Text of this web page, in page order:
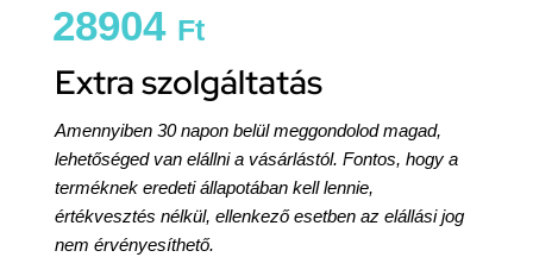
28904 Ft
Extra szolgáltatás
Amennyiben 30 napon belül meggondolod magad,
lehetőséged van elállni a vásárlástól. Fontos, hogy a
terméknek eredeti állapotában kell lennie,
értékvesztés nélkül, ellenkező esetben az elállási jog
nem érvényesíthető.